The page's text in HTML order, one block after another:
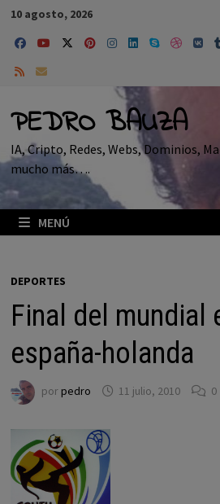
Saltar
contenido
10 agosto, 2026
PEDRO BAUZA
IA, Cripto, Redes, Webs, Dominios,
mucho más….
MENÚ
DEPORTES
Final del mundial
españa-holanda
porpedro 11 julio, 2010 0